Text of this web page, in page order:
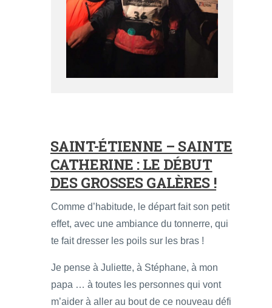
SAINT-ÉTIENNE – SAINTE
CATHERINE : LE DÉBUT
DES GROSSES GALÈRES !
Comme d’habitude, le départ fait son petit
effet, avec une ambiance du tonnerre, qui
te fait dresser les poils sur les bras !
Je pense à Juliette, à Stéphane, à mon
papa … à toutes les personnes qui vont
m’aider à aller au bout de ce nouveau défi